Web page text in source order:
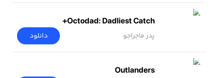
Octodad: Dadliest Catch+
پدر ماجراجو دانلود
Outlanders